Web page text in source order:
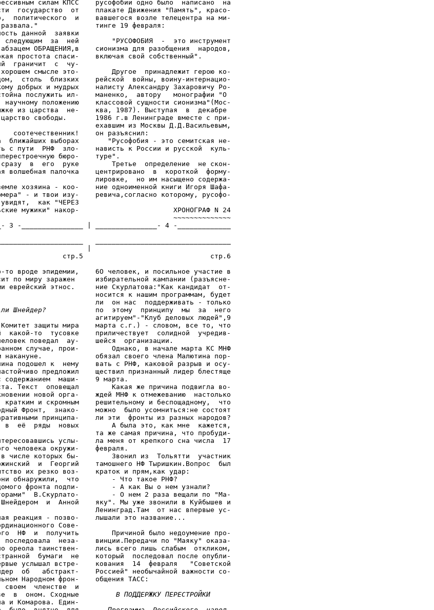
силам КПСС    русофобии одно было  написано  на
государство  от    плакате Движения "Память", красо-
политического  и    вавшегося возле телецентра на ми-
развала."              тинге 19 февраля:
данной  заявки
следующим  за  ней        "РУСОФОБИЯ  -  это инструмент
абзацем ОБРАЩЕНИЯ,в    сионизма для разобщения  народов,
простота спаси-    включая свой собственный".
граничит  с  чу-
смысле это-        Другое  принадлежит герою ко-
столь  близких    рейской  войны, воину-интернацио-
добрых и мудрых    налисту Александру Захаровичу Ро-
послужить ил-    маненко,  автору   монографии "О
научному положению    классовой сущности сионизма"(Мос-
из царства  не-    ква, 1987). Выступая  в  декабре
царство свободы.       1986 г.в Ленинграде вместе с при-
ехавшим из Москвы Д.Д.Васильевым,
соотечественник!    он разъяснил:
ближайших выборах       "Русофобия - это семитская не-
с пути  РНФ  зло-    нависть к России и русской  куль-
бюро-    туре".
в  его  руке        Третье  определение  не скон-
волшебная палочка    центрировано  в  короткой  форму-
лировке,  но им насыщено содержа-
хозяина - коо-    ние одноименной книги Игоря Шафа-
- и твои изу-    ревича,согласно которому, русофо-
увидят,  как "ЧЕРЕЗ
мужики" накор-                       ХРОНОГРАФ N 24
~~~~~~~~~~~~~~
3 -_______________ | _______________- 4 -_____________
стр.5                               стр.6
вроде эпидемии,    6О человек, и посильное участие в
по миру заражен     избирательной кампании (разъясне-
еврейский этнос.     ние Скурлатова:"Как кандидат  от-
носится к нашим программам, будет
ли  он нас  поддерживать - только
Шнейдер?
            по  этому  принципу  мы  за  него
агитируем"-"Клуб деловых людей",9
защиты мира    марта с.г.) - словом, все то, что
какой-то  тусовке    приличествует  солидной  учредив-
поведал  ау-    шейся  организации.
случае, прои-        Однако, в начале марта КС МНФ
накануне.             обязал своего члена Малютина пор-
подошел к  нему    вать с РНФ, каковой разрыв и осу-
предложил    ществил признанный лидер блестяще
содержанием  маши-    9 марта.
Текст  оповещал        Какая же причина подвигла во-
новой орга-    ждей МНФ к отмежеванию  настолько
и скромным    решительному и беспощадному,  что
Фронт,  знако-    можно  было усомниться:не состоят
принципа-    ли эти  фронты из разных народов?
в  её  ряды  новых        А была это, как мне  кажется,
та же самая причина, что пробуди-
услы-    ла меня от крепкого сна числа  17
человека окружи-    февраля.
в числе которых бы-        Звонил из  Тольятти  участник
и  Георгий    тамошнего НФ Тыришкин.Вопрос  был
их резко воз-    краток и прям,как удар:
обнаружили,  что        - Что такое РНФ?
фронта подпи-        - А как Вы о нем узнали?
В.Скурлато-        - О нем 2 раза вещали по "Ма-
Шнейдером  и  Анной    яку". Мы уже звонили в Куйбышев и
Ленинград.Там  от нас впервые ус-
реакция - позво-    лышали это название...
Сове-
НФ  и  получить        Причиной было недоумение про-
последовала  неза-    винции.Передачи по "Маяку" оказа-
ореола таинствен-    лись всего лишь слабым  откликом,
бумаги  не    который  последовал после опубли-
услышал встре-    кования  14  февраля   "Советской
об   абстракт-    Россией" необычайной важности со-
Народном фрон-    общения ТАСС:
членстве  и
в  оном. Сходные В ПОДДЕРЖКУ ПЕРЕСТРОЙКИ
и Комарова. Един-